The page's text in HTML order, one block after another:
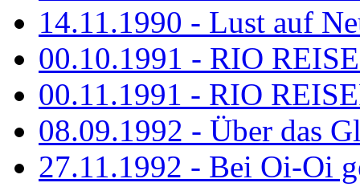
14.11.1990 - Lust auf
00.10.1991 - RIO
00.11.1991 - RIO
08.09.1992 - Über das
27.11.1992 - Bei Oi-Oi